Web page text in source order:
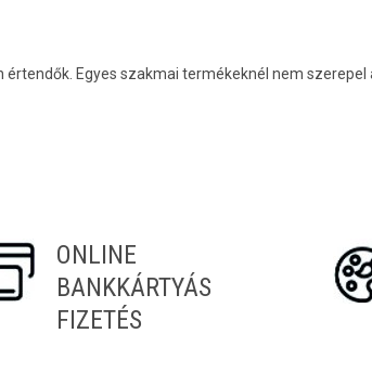
Egyes szakmai termékeknél nem
ONLINE
BANKKÁRTYÁS
FIZETÉS